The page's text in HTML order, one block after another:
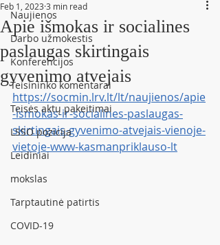
Naujienos
Darbo užmokestis
Konferencijos
Teisininko komentarai
Teisės aktų pakeitimai
LSSO pozicija
Leidiniai
mokslas
Tarptautinė patirtis
COVID-19
Apie išmokas ir socialines
paslaugas skirtingais
gyvenimo atvejais
Feb 1, 2023 3 min read
https://socmin.lrv.lt/lt/naujienos/apie
-ismokas-ir-socialines-paslaugas-
skirtingais-gyvenimo-atvejais-vienoje-
vietoje-www-kasmanpriklauso-lt